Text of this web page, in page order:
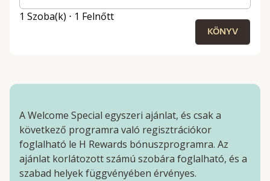
1 Szoba(k) ⋅ 1 Felnőtt
KÖNYV
A Welcome Special egyszeri ajánlat, és csak a
következő programra való regisztrációkor
foglalható le H Rewards bónuszprogramra. Az
ajánlat korlátozott számú szobára foglalható, és a
szabad helyek függvényében érvényes.